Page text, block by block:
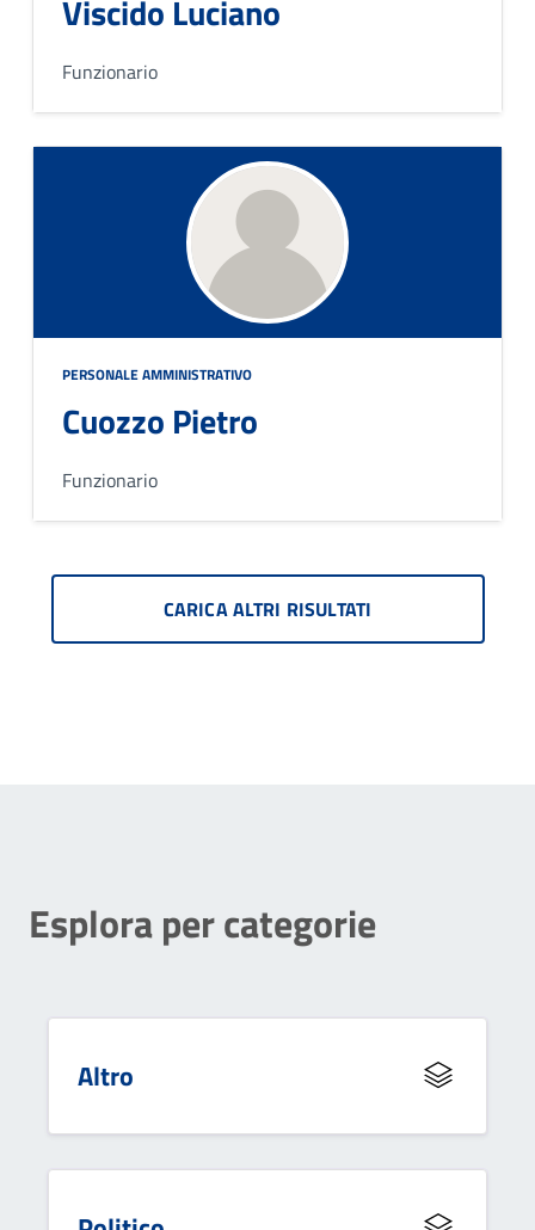
Viscido Luciano
Funzionario
PERSONALE AMMINISTRATIVO
Cuozzo Pietro
Funzionario
CARICA ALTRI RISULTATI
Esplora per categorie
Altro